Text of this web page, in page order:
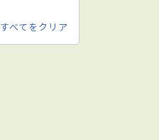
すべてをクリア